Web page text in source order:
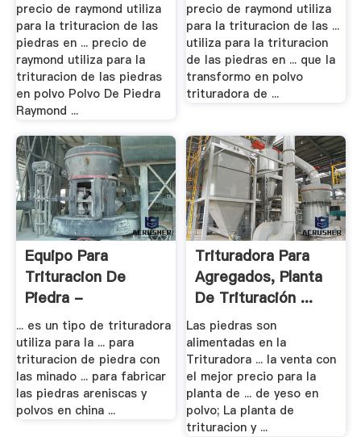
precio de raymond utiliza
para la trituracion de las
piedras en ... precio de
raymond utiliza para la
trituracion de las piedras
en polvo Polvo De Piedra
Raymond ...
precio de raymond utiliza
para la trituracion de las ...
utiliza para la trituracion
de las piedras en ... que la
transformo en polvo
trituradora de ...
Equipo Para
Trituracion De
Piedra -
Trituradoras .
... es un tipo de trituradora
utiliza para la ... para
trituracion de piedra con
las minado ... para fabricar
las piedras areniscas y
polvos en china ...
Trituradora Para
Agregados, Planta
De Trituración ...
Las piedras son
alimentadas en la
Trituradora ... la venta con
el mejor precio para la
planta de ... de yeso en
polvo; La planta de
trituracion y ...